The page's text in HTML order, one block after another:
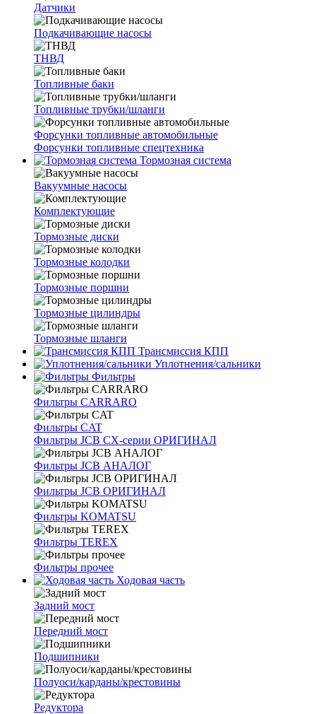
Датчики
Подкачивающие насосы
ТНВД
Топливные баки
Топливные трубки/шланги
Форсунки топливные автомобильные
Форсунки топливные спецтехника
Тормозная система
Вакуумные насосы
Комплектующие
Тормозные диски
Тормозные колодки
Тормозные поршни
Тормозные цилиндры
Тормозные шланги
Трансмиссия КПП
Уплотнения/сальники
Фильтры
Фильтры CARRARO
Фильтры CAT
Фильтры JCB CX-серии ОРИГИНАЛ
Фильтры JCB АНАЛОГ
Фильтры JCB ОРИГИНАЛ
Фильтры KOMATSU
Фильтры TEREX
Фильтры прочее
Ходовая часть
Задний мост
Передний мост
Подшипники
Полуоси/карданы/крестовины
Редуктора